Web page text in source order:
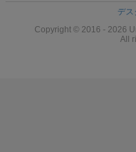
デス
Copyright © 2016 - 2026
All